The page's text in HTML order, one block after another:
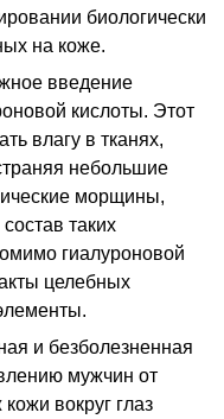
биологически
на коже.
введение
кислоты. Этот
влагу в тканях,
небольшие
морщины,
таких
гиалуроновой
целебных
и безболезненная
мужчин от
вокруг глаз